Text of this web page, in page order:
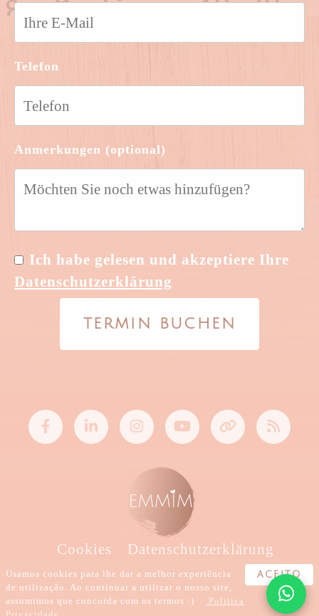
Telefon
Anmerkungen (optional)
Ich habe gelesen und akzeptiere Ihre
Datenschutzerklärung
TERMIN BUCHEN
Cookies
Datenschutzerklärung
Bedingungen
Erstellt mit vonEMMIM
Usamos cookies para lhe dar a melhor experiência
de utilização. Ao continuar a utilizar o nosso site,
assumimos que concorda com os termos :)
Politica
ACEITO